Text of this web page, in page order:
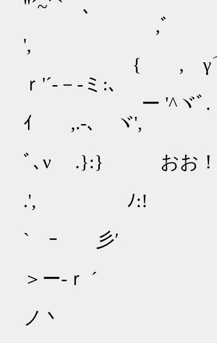
"´~ﾞ` ､
,ﾞ ,.
', ＿
{ ,
ｒ'´-－-ミ:､
ー '^ヾﾞ. `
ｲ ,.-､ ヾ',
ﾞ､ν .}:} おお！
.', ﾉ:!
` ｰ 彡′
＞ー‐ｒ ´
ノ丶